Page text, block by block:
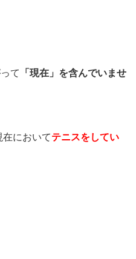
て
「現在」を含んでいませ
在においてテニスをしてい